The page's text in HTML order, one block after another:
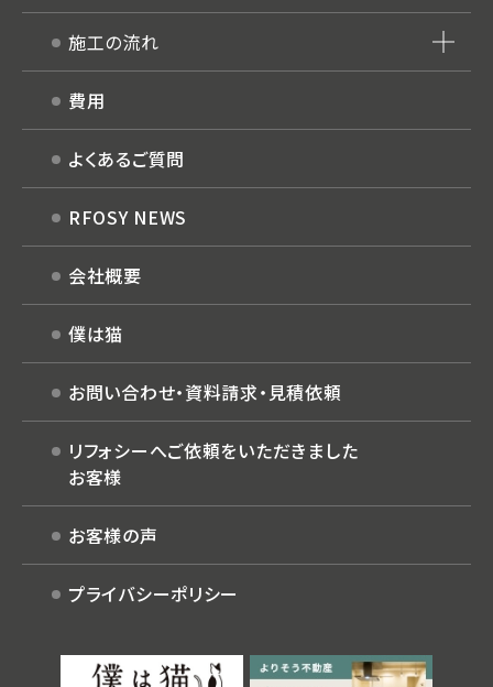
施工の流れ
費用
よくあるご質問
RFOSY NEWS
会社概要
僕は猫
お問い合わせ・資料請求・見積依頼
リフォシーへご依頼をいただきました
お客様
お客様の声
プライバシーポリシー